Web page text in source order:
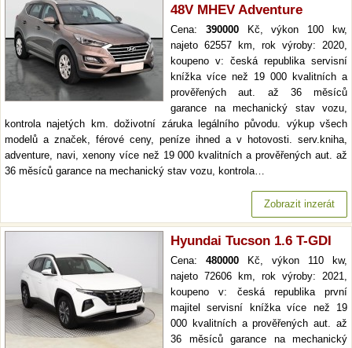
48V MHEV Adventure
Cena: 390000Kč, výkon 100 kw,
najeto 62557 km, rok výroby: 2020,
koupeno v: česká republika servisní
knížka více než 19 000 kvalitních a
prověřených aut. až 36 měsíců
garance na mechanický stav vozu,
kontrola najetých km. doživotní záruka legálního původu. výkup všech
modelů a značek, férové ceny, peníze ihned a v hotovosti. serv.kniha,
adventure, navi, xenony více než 19 000 kvalitních a prověřených aut. až
36 měsíců garance na mechanický stav vozu, kontrola…
Zobrazit inzerát
Hyundai Tucson 1.6 T-GDI
Cena: 480000 Kč, výkon 110 kw,
najeto 72606 km, rok výroby: 2021,
koupeno v: česká republika první
majitel servisní knížka více než 19
000 kvalitních a prověřených aut. až
36 měsíců garance na mechanický